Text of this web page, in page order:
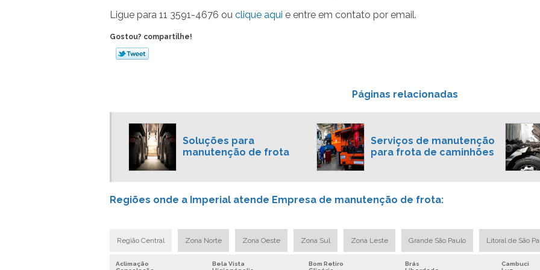
Ligue para 11 3591-4676 ou clique aqui e entre em contato por email.
Gostou? compartilhe!
Páginas relacionadas
Soluções para
manutenção de frota
Serviços de manutenção
para frota de caminhões
Regiões onde a Imperial atende Empresa de manutenção de frota:
Região Central Zona Norte Zona Oeste Zona Sul Zona Leste Grande São Paulo Litoral de São
Aclimação Bela Vista Bom Retiro Brás Cambuci